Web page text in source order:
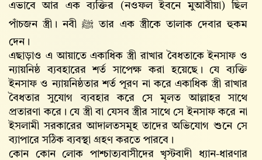
এভাবে আর এক ব্যক্তির (নওফল ইবনে মুআবীয়া) ছিল
পাঁচজন স্ত্রী। নবী ﷺ তার এক স্ত্রীকে তালাক দেবার হুকম
দেন।
এছাড়াও এ আয়াতে একাধিক স্ত্রী রাখার বৈধতাকে ইনসাফ ও
ন্যায়নিষ্ঠ ব্যবহারের শর্ত সাপেক্ষ করা হয়েছে। যে ব্যক্তি
ইনসাফ ও ন্যায়নিষ্ঠতার শর্ত পূরণ না করে একাধিক স্ত্রী রাখার
বৈধতার সুযোগ ব্যবহার করে সে মূলত আল্লাহর সাথে
প্রতারণা করে। যে স্ত্রী বা যেসব স্ত্রীর সাথে সে ইনসাফ করে না
ইসলামী সরকারের আদালতসমূহ তাদের অভিযোগ শুনে সে
ব্যাপারে সঠিক ব্যবস্থা গ্রহণ করতে পারবে।
কোন কোন লোক পাশ্চাত্যবাসীদের খৃস্টবাদী ধ্যান-ধারণার